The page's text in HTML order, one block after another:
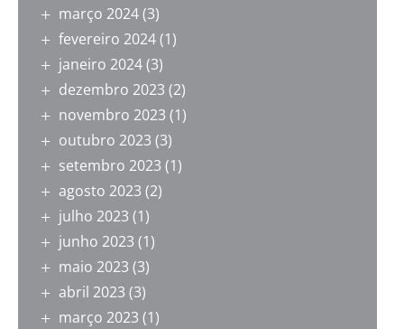
março 2024(3)
fevereiro 2024(1)
janeiro 2024(3)
dezembro 2023 (2)
novembro 2023 (1)
outubro 2023 (3)
setembro 2023 (1)
agosto 2023 (2)
julho 2023 (1)
junho 2023 (1)
maio 2023 (3)
abril 2023 (3)
março 2023 (1)